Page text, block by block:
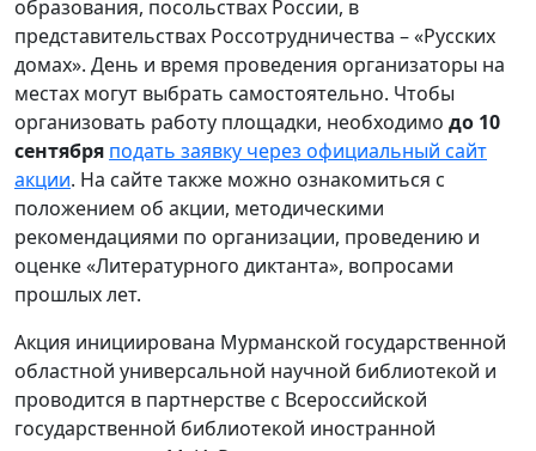
образования, посольствах России, в
представительствах Россотрудничества – «Русских
домах». День и время проведения организаторы на
местах могут выбрать самостоятельно. Чтобы
организовать работу площадки, необходимо до 10
сентября подать заявку через официальный сайт
акции. На сайте также можно ознакомиться с
положением об акции, методическими
рекомендациями по организации, проведению и
оценке «Литературного диктанта», вопросами
прошлых лет.
Акция инициирована Мурманской государственной
областной универсальной научной библиотекой и
проводится в партнерстве с Всероссийской
государственной библиотекой иностранной